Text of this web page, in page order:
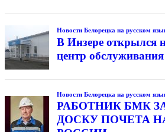
Новости Белорецка на русском
В Инзере открылся
центр
Новости Белорецка на русском
РАБОТНИК БМК
ДОСКУ ПОЧЕТА